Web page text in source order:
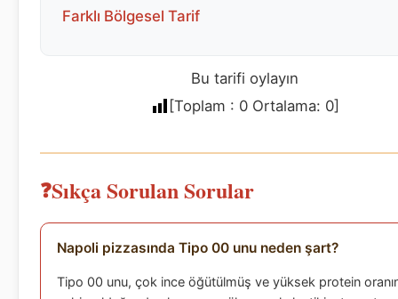
Farklı Bölgesel Tarif
Bu tarifi oylayın
[Toplam : 0Ortalama: 0]
Sıkça Sorulan Sorular
Napoli pizzasında Tipo 00 unu neden şart?
Tipo 00 unu, çok ince öğütülmüş ve yüksek protein